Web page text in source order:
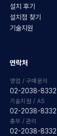
설치 후기
설치점 찾기
기술지원
연락처
영업 / 구매문의
02-2038-8332
기술지원 / AS
02-2038-8332
총무 / 관리
02-2038-8332